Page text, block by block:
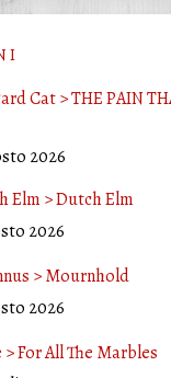
I
Cat > THE PAIN
2026
Elm > Dutch Elm
2026
> Mournhold
2026
> For All The Marbles